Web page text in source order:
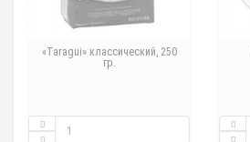
«Taragui» классический, 250
гр.